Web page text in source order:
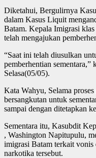
Diketahui, Bergulirnya
dalam Kasus Liquit
Batam. Kepala Imigrasi
telah mengajukan
“Saat ini telah diusulkan
pemberhentian
Selasa(05/05).
Kata Wahyu, Selama
bersangkutan untuk
sampai dengan ditetapkan
Sementara itu, Kasubdit
, Washington Napitupulu,
imigrasi Batam terkait vonis
narkotika tersebut.